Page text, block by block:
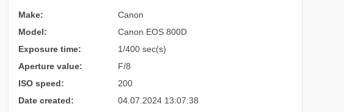
Make:
Canon
Model:
Canon EOS 800D
Exposure time:
1/400 sec(s)
Aperture value:
F/8
ISO speed:
200
Date created:
04.07.2024 13:07:38